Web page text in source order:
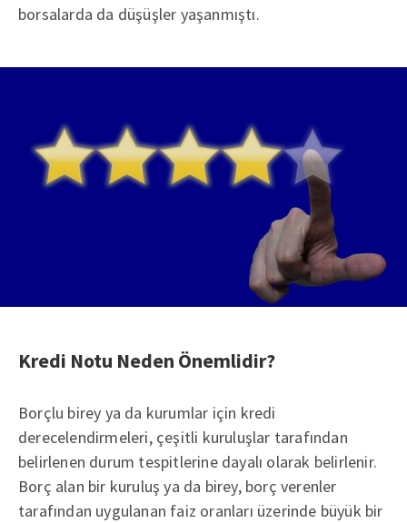
borsalarda da düşüşler yaşanmıştı.
Kredi Notu Neden Önemlidir?
Borçlu birey ya da kurumlar için kredi
derecelendirmeleri, çeşitli kuruluşlar tarafından
belirlenen durum tespitlerine dayalı olarak belirlenir.
Borç alan bir kuruluş ya da birey, borç verenler
tarafından uygulanan faiz oranları üzerinde büyük bir